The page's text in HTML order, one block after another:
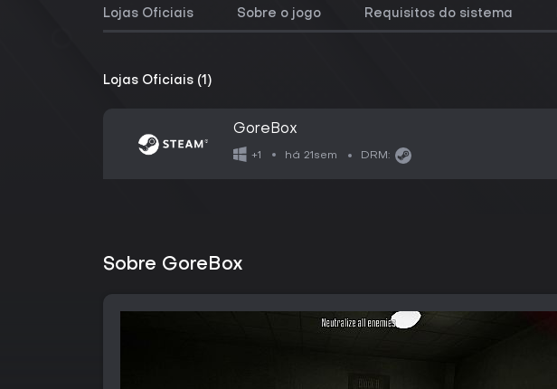
Lojas Oficiais Sobre o jogo Requisitos do sistema
Lojas Oficiais (1)
GoreBox
+1 há 21sem DRM:
Sobre GoreBox